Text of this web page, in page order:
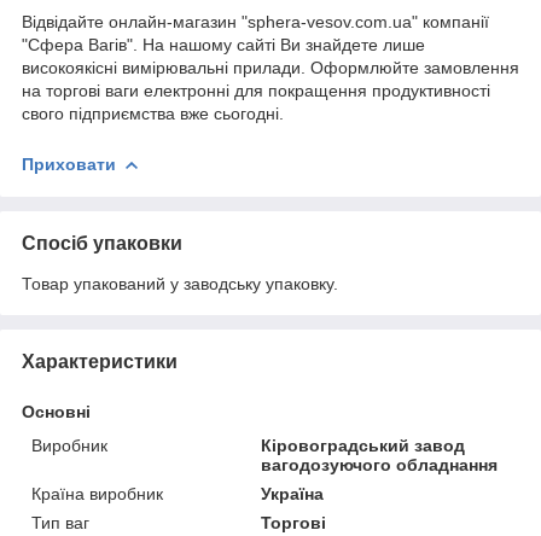
Відвідайте онлайн-магазин "sphera-vesov.com.ua" компанії
"Сфера Вагів". На нашому сайті Ви знайдете лише
високоякісні вимірювальні прилади. Оформлюйте замовлення
на торгові ваги електронні для покращення продуктивності
свого підприємства вже сьогодні.
Приховати
Спосіб упаковки
Товар упакований у заводську упаковку.
Характеристики
Основні
Виробник
Кіровоградський завод
вагодозуючого обладнання
Країна виробник
Україна
Тип ваг
Торгові